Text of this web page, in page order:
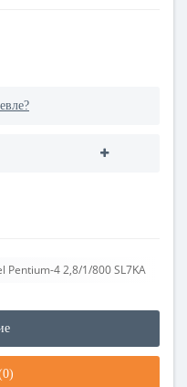
Pentium-4 2,8/1/800 SL7KA